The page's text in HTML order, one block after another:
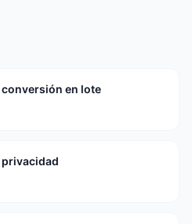
conversión en lote
privacidad